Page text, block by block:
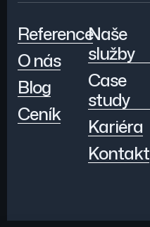
Reference
O nás
Blog
Ceník
Naše
služby
Case
study
Kariéra
Kontakt